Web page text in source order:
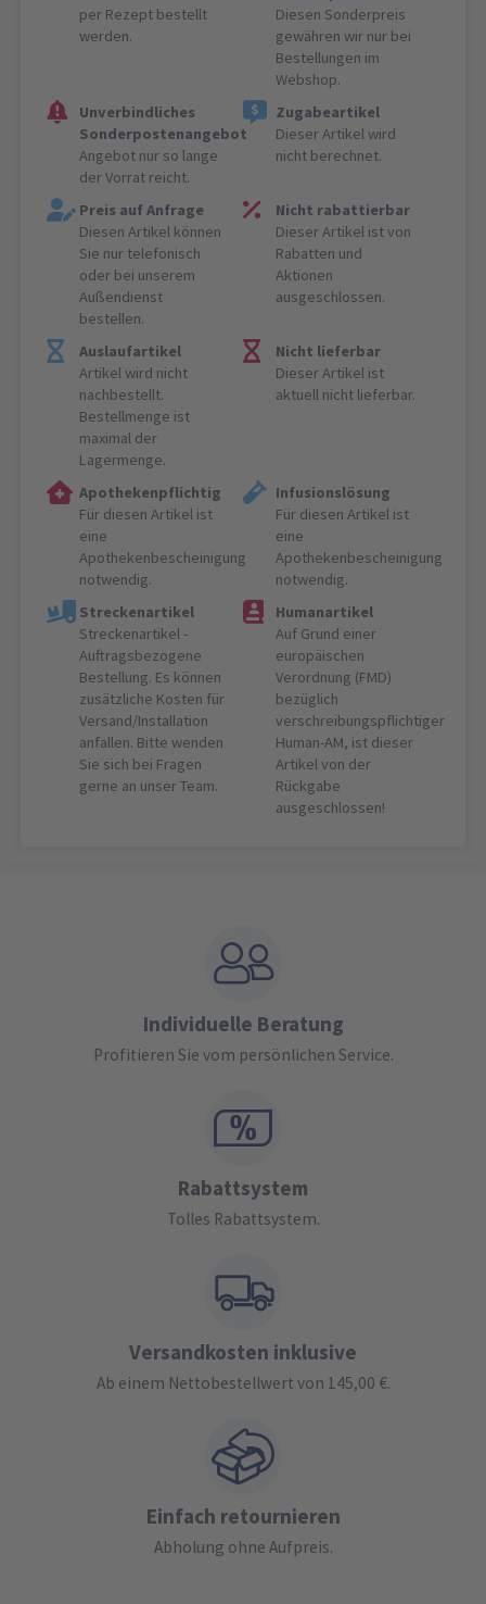
per Rezept bestellt
werden.
Diesen Sonderpreis
gewähren wir nur bei
Bestellungen im
Webshop.
Unverbindliches
Sonderpostenangebot
Angebot nur so lange
der Vorrat reicht.
Zugabeartikel
Dieser Artikel wird
nicht berechnet.
Preis auf Anfrage
Diesen Artikel können
Sie nur telefonisch
oder bei unserem
Außendienst
bestellen.
Nicht rabattierbar
Dieser Artikel ist von
Rabatten und
Aktionen
ausgeschlossen.
Auslaufartikel
Artikel wird nicht
nachbestellt.
Bestellmenge ist
maximal der
Lagermenge.
Nicht lieferbar
Dieser Artikel ist
aktuell nicht lieferbar.
Apothekenpflichtig
Für diesen Artikel ist
eine
Apothekenbescheinigung
notwendig.
Infusionslösung
Für diesen Artikel ist
eine
Apothekenbescheinigung
notwendig.
Streckenartikel
Streckenartikel -
Auftragsbezogene
Bestellung. Es können
zusätzliche Kosten für
Versand/Installation
anfallen. Bitte wenden
Sie sich bei Fragen
gerne an unser Team.
Humanartikel
Auf Grund einer
europäischen
Verordnung (FMD)
bezüglich
verschreibungspflichtiger
Human-AM, ist dieser
Artikel von der
Rückgabe
ausgeschlossen!
Individuelle Beratung
Profitieren Sie vom persönlichen Service.
Rabattsystem
Tolles Rabattsystem.
Versandkosten inklusive
Ab einem Nettobestellwert von 145,00 €.
Einfach retournieren
Abholung ohne Aufpreis.